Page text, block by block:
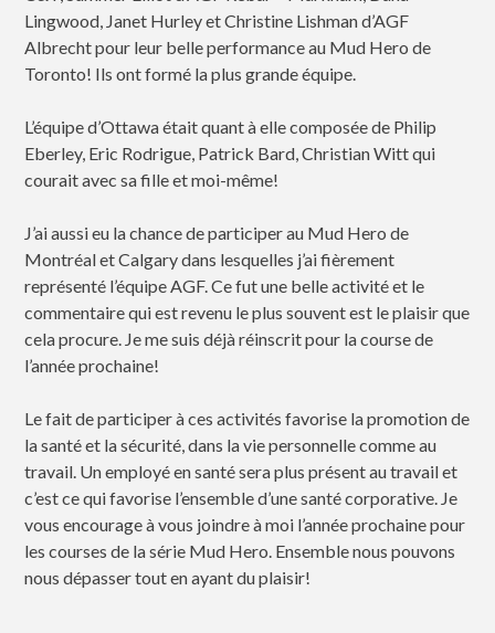
Lingwood, Janet Hurley et Christine Lishman d’AGF
Albrecht pour leur belle performance au Mud Hero de
Toronto! Ils ont formé la plus grande équipe.
L’équipe d’Ottawa était quant à elle composée de Philip
Eberley, Eric Rodrigue, Patrick Bard, Christian Witt qui
courait avec sa fille et moi-même!
J’ai aussi eu la chance de participer au Mud Hero de
Montréal et Calgary dans lesquelles j’ai fièrement
représenté l’équipe AGF. Ce fut une belle activité et le
commentaire qui est revenu le plus souvent est le plaisir que
cela procure. Je me suis déjà réinscrit pour la course de
l’année prochaine!
Le fait de participer à ces activités favorise la promotion de
la santé et la sécurité, dans la vie personnelle comme au
travail. Un employé en santé sera plus présent au travail et
c’est ce qui favorise l’ensemble d’une santé corporative. Je
vous encourage à vous joindre à moi l’année prochaine pour
les courses de la série Mud Hero. Ensemble nous pouvons
nous dépasser tout en ayant du plaisir!